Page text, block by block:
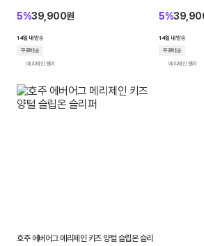
크
5%39,900원
14일 내발송
무료배송
메리제인 셀러
5%
14일 내발송
무료배송
메리제인 셀러
호주 에버어그 메리제인 키즈 양털 슬립온 슬리